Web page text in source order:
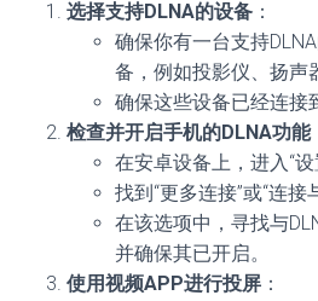
选择支持DLNA的设备 ：
确保你有一台支持
备，例如投影仪、扬声
确保这些设备已经连接
检查并开启手机的DLNA功能
在安卓设备上，进入“设
找到“更多连接”或“连接
在该选项中，寻找与
并确保其已开启。
使用视频APP进行投屏 ：